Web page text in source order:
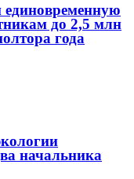
единовременную
до 2,5 млн
года
начальника